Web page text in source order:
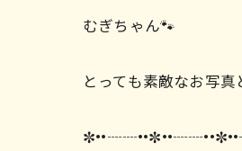
むぎちゃん🐾
とっても素敵なお写